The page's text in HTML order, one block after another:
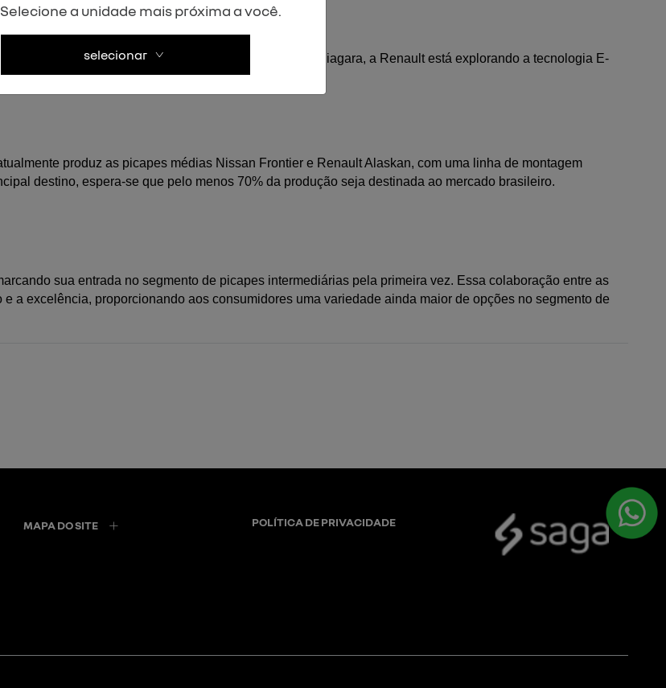
versões híbridas no lineup. Inspirada no protótipo Niagara, a Renault está explorando a tecnologia E-
e desempenho impressionante.
produz as picapes médias Nissan Frontier e Renault Alaskan, com uma linha de montagem
destino, espera-se que pelo menos 70% da produção seja destinada ao mercado brasileiro.
sua entrada no segmento de picapes intermediárias pela primeira vez. Essa colaboração entre as
a excelência, proporcionando aos consumidores uma variedade ainda maior de opções no segmento de
MAPA DO SITE POLÍTICA DE PRIVACIDADE
Selecione a unidade mais próxima a você.
selecionar